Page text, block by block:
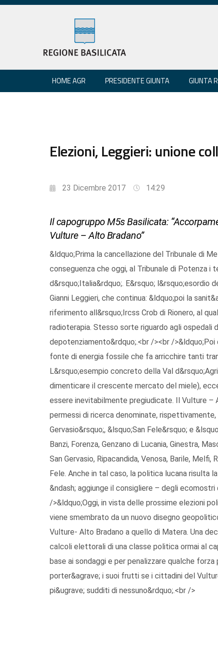
HOME AGR PRESIDENTE GIUNTA GIUNTA
Elezioni, Leggieri: unione
23 Dicembre 2017 14:29
Il capogruppo M5s Basilicata:
Vulture – Alto Bradano”
&ldquo;Prima la cancellazione del Tribunale di
conseguenza che oggi, al Tribunale di Potenza i
d&rsquo;Italia&rdquo;. E&rsquo;
Gianni Leggieri, che continua: &ldquo;poi la
riferimento all&rsquo;Ircss Crob di Rionero, al
radioterapia. Stesso sorte riguardo agli
depotenziamento&rdquo;.<br /><br /
fonte di energia fossile che fa arricchire tanti
L&rsquo;esempio concreto della Val
dimenticare il crescente mercato del miele),
essere inevitabilmente pregiudicate. Il Vulture
permessi di ricerca denominate,
Gervasio&rsquo;, &lsquo;San Fele&rsquo; e
Banzi, Forenza, Genzano di Lucania, Ginestra,
San Gervasio, Ripacandida, Venosa, Barile, Melfi,
Fele. Anche in tal caso, la politica lucana risulta
&ndash; aggiunge il consigliere – degli
/>&ldquo;Oggi, in vista delle prossime elezioni
viene smembrato da un nuovo disegno
Vulture- Alto Bradano a quello di Matera. Una
calcoli elettorali di una classe politica ormai al
base ai sondaggi e per penalizzare qualche
porter&agrave; i suoi frutti se i cittadini del
pi&ugrave; sudditi di nessuno&rdquo;.<br />